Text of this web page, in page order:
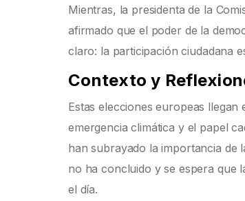
Mientras, la presidenta de la
afirmado que el poder de la
claro: la participación ciudadana
Contexto y
Estas elecciones europeas
emergencia climática y el papel
han subrayado la importancia de
no ha concluido y se espera que
el día.